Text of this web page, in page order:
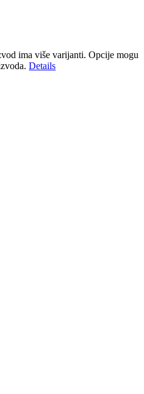
ima više varijanti. Opcije mogu
Details